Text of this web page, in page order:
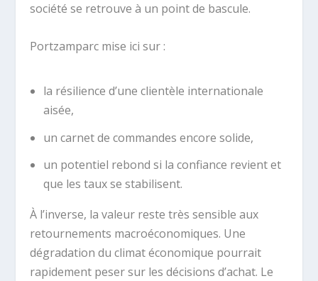
société se retrouve à un point de bascule.
Portzamparc mise ici sur :
la résilience d’une clientèle internationale
aisée,
un carnet de commandes encore solide,
un potentiel rebond si la confiance revient et
que les taux se stabilisent.
À l’inverse, la valeur reste très sensible aux
retournements macroéconomiques. Une
dégradation du climat économique pourrait
rapidement peser sur les décisions d’achat. Le